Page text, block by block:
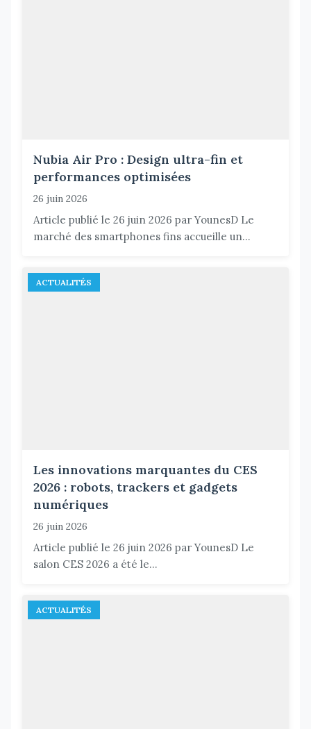
Nubia Air Pro : Design ultra-fin et
performances optimisées
26 juin 2026
Article publié le 26 juin 2026 par YounesD Le
marché des smartphones fins accueille un...
ACTUALITÉS
Les innovations marquantes du CES
2026 : robots, trackers et gadgets
numériques
26 juin 2026
Article publié le 26 juin 2026 par YounesD Le
salon CES 2026 a été le...
ACTUALITÉS